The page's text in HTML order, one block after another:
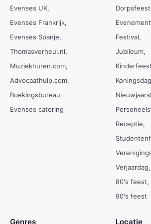
Evenses UK
Evenses Frankrijk
Evenses Spanje
Thomasverheul.nl
Muziekhuren.com
Advocaathulp.com
Boekingsbureau
Evenses catering
Dorpsfeest
Festival
Jubileum
Kinderfeest
Koningsdag
Receptie
Verjaardag
80's feest
90's feest
Genres Locatie